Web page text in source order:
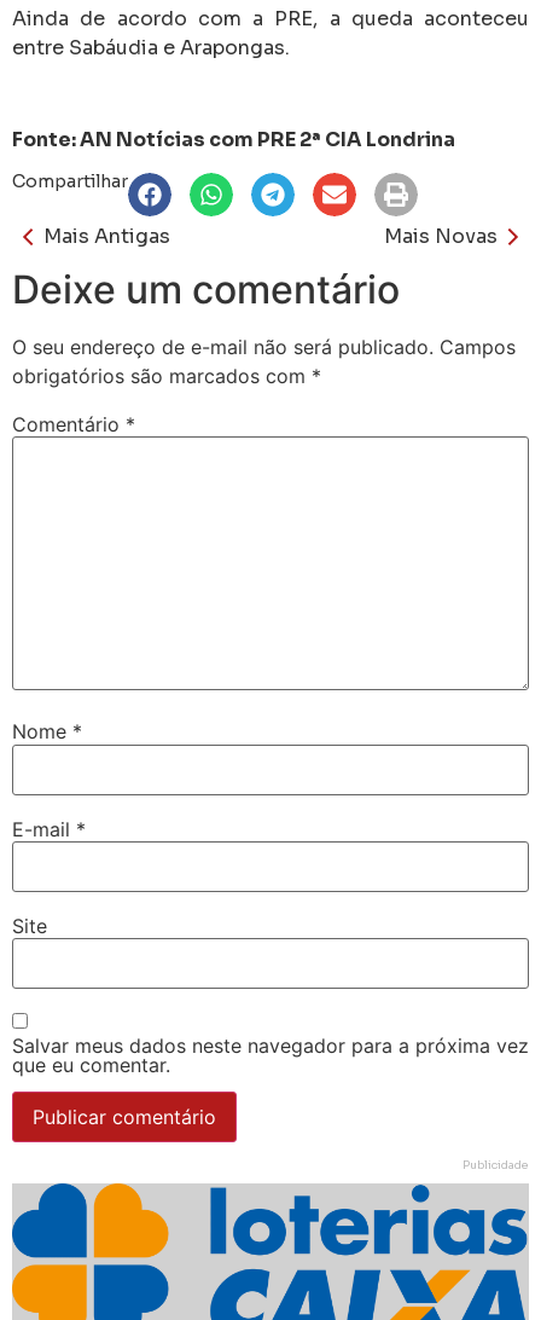
Ainda de acordo com a PRE, a queda aconteceu
entre Sabáudia e Arapongas.
Fonte: AN Notícias com PRE 2ª CIA Londrina
Compartilhar
Mais Antigas Mais Novas
Deixe um comentário
O seu endereço de e-mail não será publicado. Campos
obrigatórios são marcados com *
Comentário *
Nome *
E-mail *
Site
Salvar meus dados neste navegador para a próxima vez
que eu comentar.
Publicidade